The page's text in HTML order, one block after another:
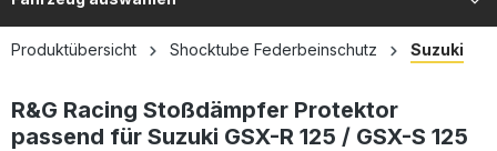
Produktübersicht Shocktube Federbeinschutz Suzuki
R&G Racing Stoßdämpfer Protektor
passend für Suzuki GSX-R 125 / GSX-S 125